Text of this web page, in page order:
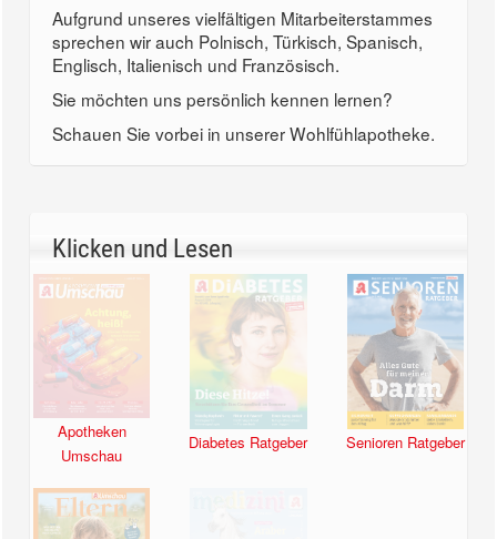
Aufgrund unseres vielfältigen Mitarbeiterstammes
sprechen wir auch Polnisch, Türkisch, Spanisch,
Englisch, Italienisch und Französisch.
Sie möchten uns persönlich kennen lernen?
Schauen Sie vorbei in unserer Wohlfühlapotheke.
Klicken und Lesen
Apotheken
Umschau
Diabetes Ratgeber Senioren Ratgeber